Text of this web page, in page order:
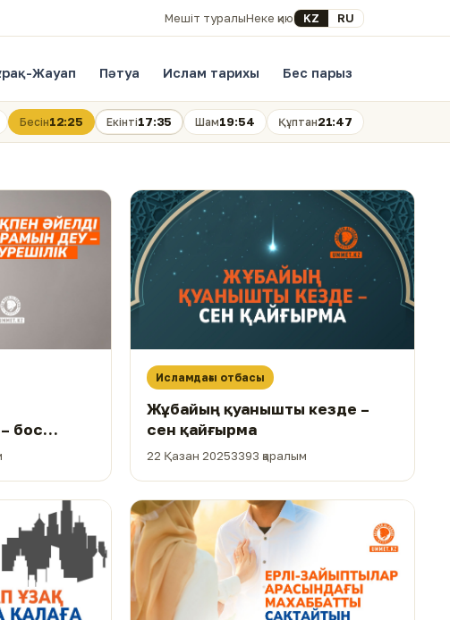
Мешіт туралыНеке қиюSelect your language
KZ RU
Жауап Пәтуа Ислам тарихы Бес парыз
Бесін12:25 Екінті17:35 Шам19:54 Құптан21:47
бос
Исламдағы отбасы
Жұбайың қуанышты кезде –
сен қайғырма
22 Қазан 20253393 қаралым